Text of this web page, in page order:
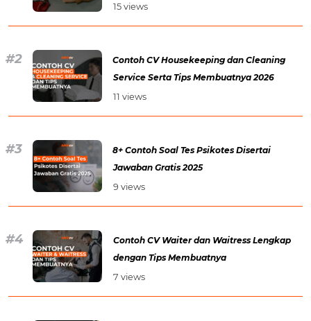
15 views
Contoh CV Housekeeping dan Cleaning
Service Serta Tips Membuatnya 2026
11 views
8+ Contoh Soal Tes Psikotes Disertai
Jawaban Gratis 2025
9 views
Contoh CV Waiter dan Waitress Lengkap
dengan Tips Membuatnya
7 views